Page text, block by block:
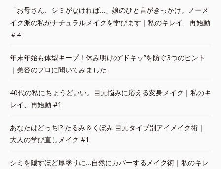
「お母さん、シミがなければ…」娘のひと言がきっかけ。ノーメ
イク派の私がナチュラルメイクを学びます｜私のキレイ、再始動
＃4
年末年始も体型キープ！休み明けの“ドキッ”を防ぐ3つのヒント
｜美容のプロに聞いてみました！
40代の私にちょうどいい。目元悩みに応える変身メイク｜私のキ
レイ、再始動 #1
あなたはどっち!? たるみ＆くぼみ 目元タイプ別アイメイク術｜
大人の学び直しメイク #1
シミを隠すほど厚塗りに…自然にカバーするメイク術｜私のキレ